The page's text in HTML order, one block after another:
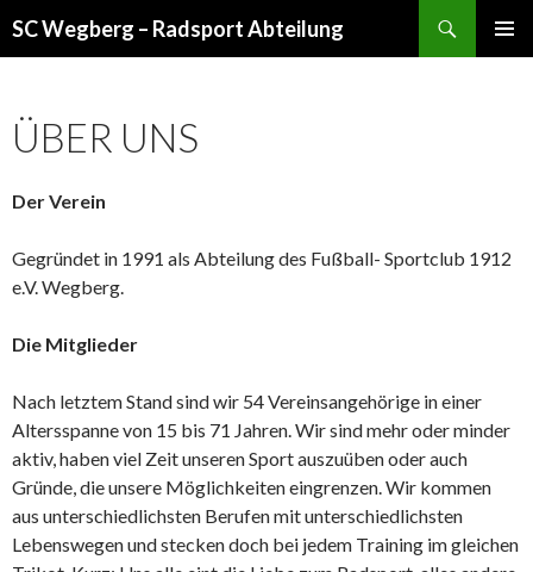
SC Wegberg – Radsport Abteilung
Secure multi-asset crypto wallet for DeFi and NFTs -
wallet- Manage tokens, swaps, and staking with confidence.
ÜBER UNS
Der Verein
Gegründet in 1991 als Abteilung des Fußball- Sportclub 1912
e.V. Wegberg.
Die Mitglieder
Nach letztem Stand sind wir 54 Vereinsangehörige in einer
Altersspanne von 15 bis 71 Jahren. Wir sind mehr oder minder
aktiv, haben viel Zeit unseren Sport auszuüben oder auch
Gründe, die unsere Möglichkeiten eingrenzen. Wir kommen
aus unterschiedlichsten Berufen mit unterschiedlichsten
Lebenswegen und stecken doch bei jedem Training im gleichen